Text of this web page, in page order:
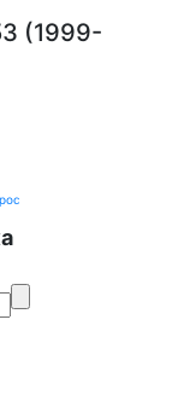
(1999-